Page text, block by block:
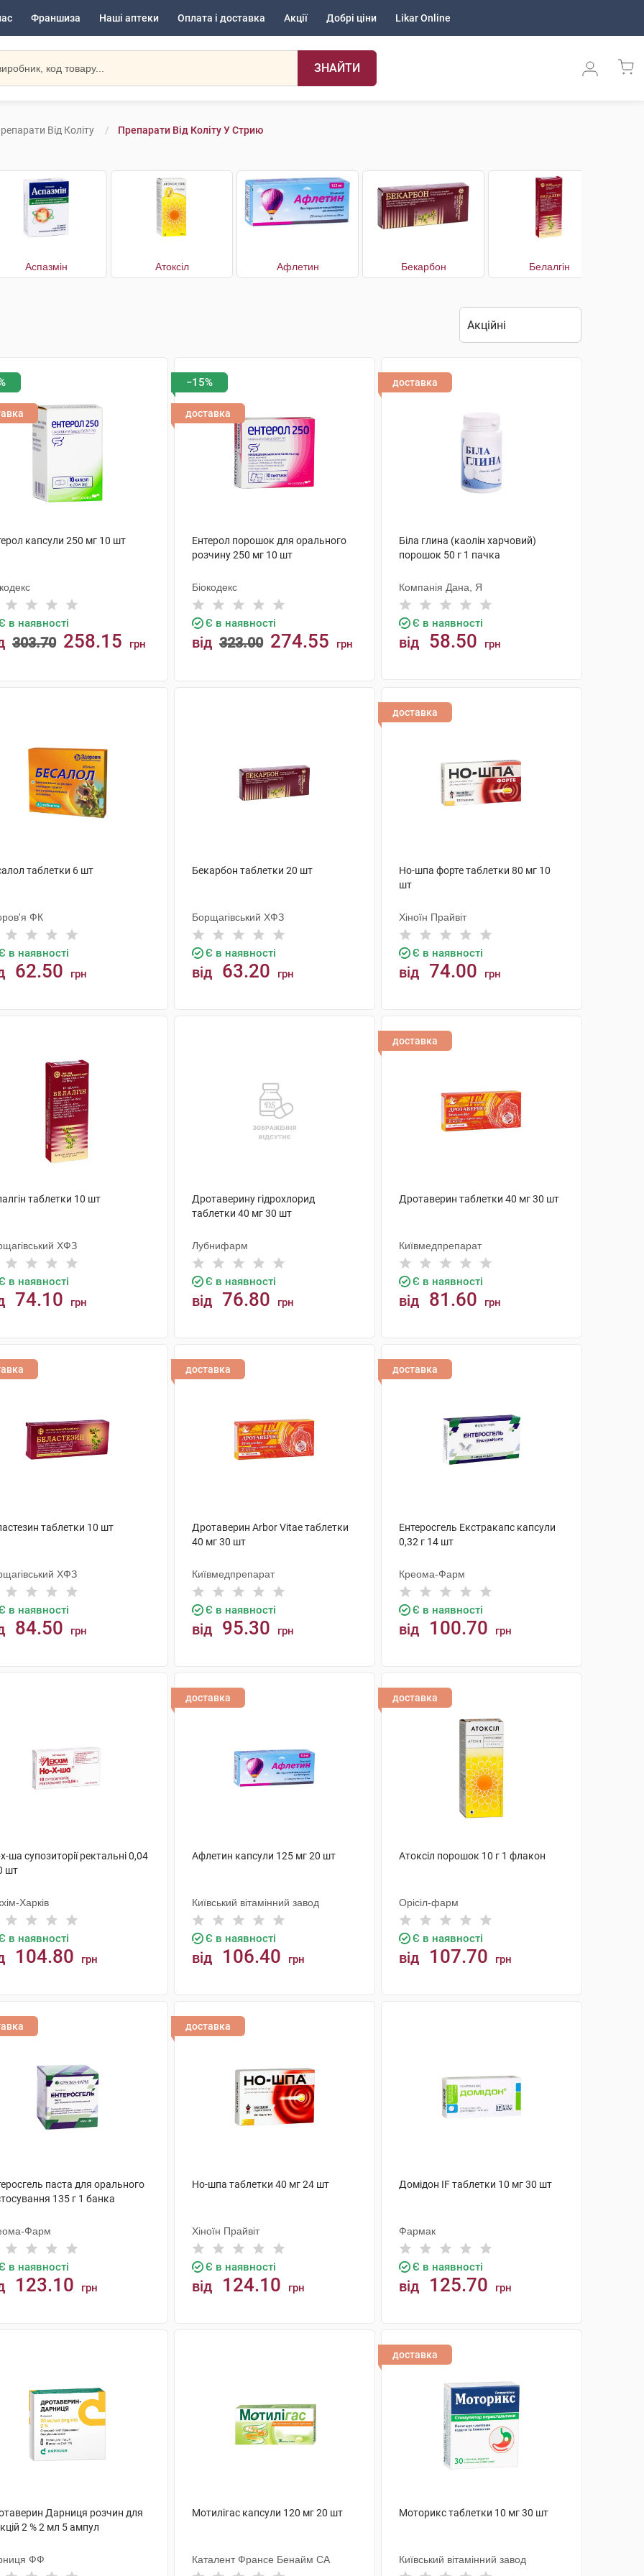
Франшиза Наші аптеки Оплата і доставка Акції Добрі ціни Likar Online
ЗНАЙТИ
Від Коліту Препарати Від Коліту У Стрию
Аспазмін Атоксіл Афлетин Бекарбон Белалгін
капсули 250 мг 10 шт
в наявності
303.70 258.15 грн
−15%
доставка
Ентерол порошок для орального
розчину 250 мг 10 шт
Біокодекс
Є в наявності
від 323.00 274.55 грн
доставка
Біла глина (каолін харчовий)
порошок 50 г 1 пачка
Компанія Дана, Я
Є в наявності
від 58.50 грн
таблетки 6 шт
ФК
в наявності
62.50 грн
Бекарбон таблетки 20 шт
Борщагівський ХФЗ
Є в наявності
від 63.20 грн
доставка
Но-шпа форте таблетки 80 мг 10
шт
Хіноїн Прайвіт
Є в наявності
від 74.00 грн
таблетки 10 шт
ХФЗ
в наявності
74.10 грн
Дротаверину гідрохлорид
таблетки 40 мг 30 шт
Лубнифарм
Є в наявності
від 76.80 грн
доставка
Дротаверин таблетки 40 мг 30 шт
Київмедпрепарат
Є в наявності
від 81.60 грн
таблетки 10 шт
ХФЗ
в наявності
84.50 грн
доставка
Дротаверин Arbor Vitae таблетки
40 мг 30 шт
Київмедпрепарат
Є в наявності
від 95.30 грн
доставка
Ентеросгель Екстракапс капсули
0,32 г 14 шт
Креома-Фарм
Є в наявності
від 100.70 грн
ша супозиторії ректальні 0,04
шт
Харків
в наявності
104.80 грн
доставка
Афлетин капсули 125 мг 20 шт
Київський вітамінний завод
Є в наявності
від 106.40 грн
доставка
Атоксіл порошок 10 г 1 флакон
Орісіл-фарм
Є в наявності
від 107.70 грн
паста для орального
135 г 1 банка
Фарм
в наявності
123.10 грн
доставка
Но-шпа таблетки 40 мг 24 шт
Хіноїн Прайвіт
Є в наявності
від 124.10 грн
Домідон IF таблетки 10 мг 30 шт
Фармак
Є в наявності
від 125.70 грн
Дарниця розчин для
2 % 2 мл 5 ампул
ФФ
Мотилігас капсули 120 мг 20 шт
Каталент Франсе Бенайм СА
доставка
Моторикс таблетки 10 мг 30 шт
Київський вітамінний завод